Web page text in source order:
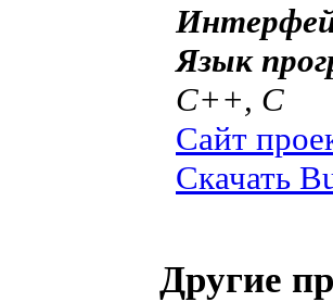
Язык
C++, C
Сайт
Скачать
Другие